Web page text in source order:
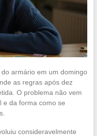
armário em um domingo
as regras após dez
O problema não vem
e da forma como se
consideravelmente